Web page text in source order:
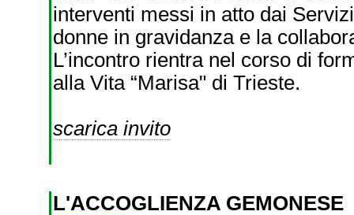
interventi messi in atto dai
donne in gravidanza e la
L’incontro rientra nel corso di
alla Vita “Marisa" di Trieste.
scarica invito
L'ACCOGLIENZA GEMONESE